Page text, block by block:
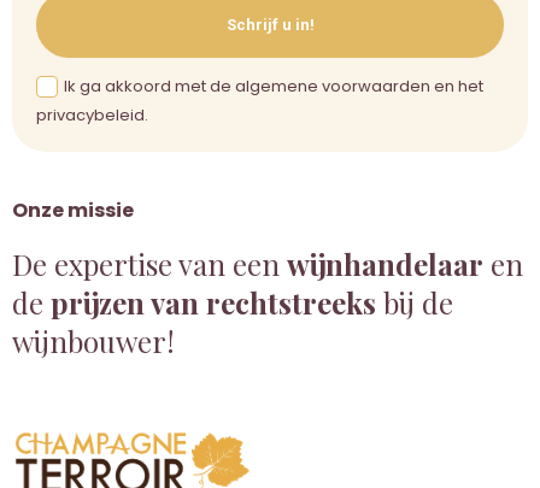
Onze missie
De expertise van een wijnhandelaar en
de prijzen van rechtstreeks bij de
wijnbouwer!
Schrijf u in!
Ik ga akkoord met de algemene voorwaarden en het
privacybeleid.